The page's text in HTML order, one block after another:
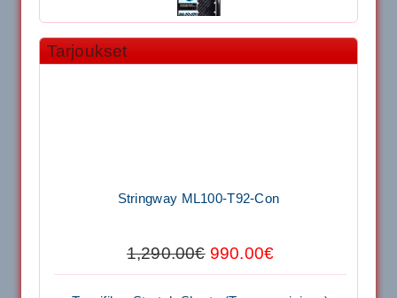
1,650.00€
Signum S-7000 Jännityskone (Jalustamalli)
Tarjoukset
Stringway ML100-T92-Con
1,290.00€ 990.00€
Tecnifibre Stretch Shorts (Tummansininen)